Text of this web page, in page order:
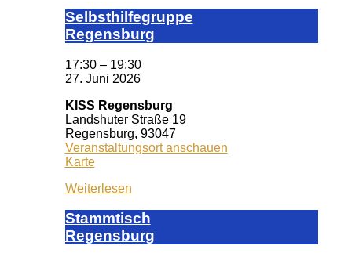
Selbst­hil­fe­grup­pe
Re­gens­burg
17:30 – 19:30
27. Juni 2026
KISS Regensburg
Landshuter Straße 19
Regensburg, 93047
Veranstaltungsort anschauen
KarteKISS
Weiterlesen
Stamm­tisch
Reg­ens­burg